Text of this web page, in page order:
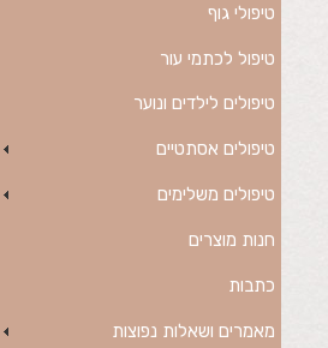
טיפולי גוף
טיפול לכתמי עור
טיפולים לילדים ונוער
טיפולים אסתטיים
טיפולים משלימים
חנות מוצרים
כתבות
מאמרים ושאלות נפוצות